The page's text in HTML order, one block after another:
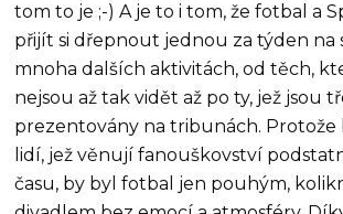
tom to je ;-) A je to i tom, že fotbal a
přijít si dřepnout jednou za týden na
mnoha dalších aktivitách, od těch,
nejsou až tak vidět až po ty, jež jsou
prezentovány na tribunách. Protože
lidí, jež věnují fanouškovství
času, by byl fotbal jen pouhým,